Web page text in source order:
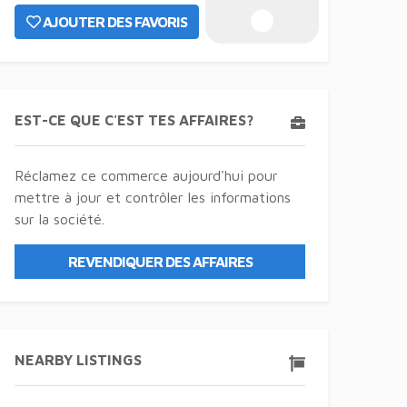
AJOUTER DES FAVORIS
EST-CE QUE C'EST TES AFFAIRES?
Réclamez ce commerce aujourd'hui pour
mettre à jour et contrôler les informations
sur la société.
REVENDIQUER DES AFFAIRES
NEARBY LISTINGS